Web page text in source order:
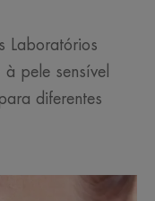
Laboratórios
pele sensível
diferentes